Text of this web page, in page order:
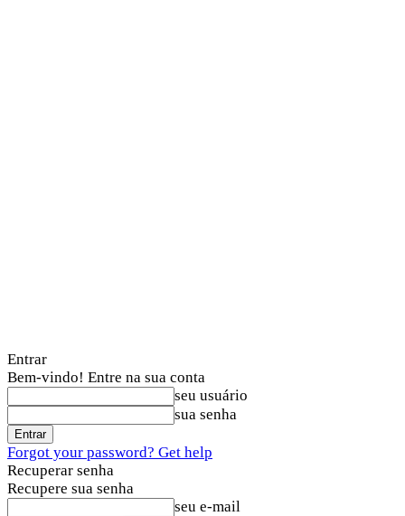
Entrar
Bem-vindo! Entre na sua conta
seu usuário
sua senha
Forgot your password? Get help
Recuperar senha
Recupere sua senha
seu e-mail